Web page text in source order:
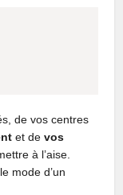
de vos centres
et devos
à l’aise.
mode d’un